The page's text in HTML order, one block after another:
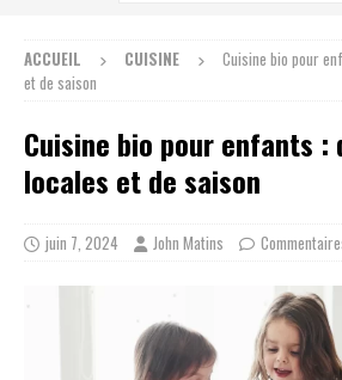
ACCUEIL CUISINE
Cuisine bio pour
et de saison
Cuisine bio pour enfants
locales et de saison
juin 7, 2024 John Matins